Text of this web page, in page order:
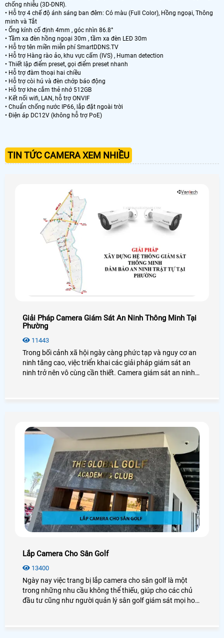
chống nhiễu (3D-DNR).
• Hỗ trợ 4 chế độ ánh sáng ban đêm: Có màu (Full Color), Hồng ngoại, Thông
minh và Tắt
• Ống kính cố định 4mm , góc nhìn 86.8°
• Tầm xa đèn hồng ngoại 30m , tầm xa đèn LED 30m
• Hỗ trợ tên miền miễn phí SmartDDNS.TV
• Hỗ trợ Hàng rào ảo, khu vực cấm (IVS) , Human detection
• Thiết lập điểm preset, gọi điểm preset nhanh
• Hỗ trợ đàm thoại hai chiều
• Hỗ trợ còi hú và đèn chớp báo động
• Hỗ trợ khe cắm thẻ nhớ 512GB
• Kết nối wifi, LAN, hỗ trợ ONVIF
• Chuẩn chống nước IP66, lắp đặt ngoài trời
• Điện áp DC12V (không hỗ trợ PoE)
TIN TỨC CAMERA XEM NHIỀU
Giải Pháp Camera Giám Sát An Ninh Thông Minh Tại
Phường
11443
Trong bối cảnh xã hội ngày càng phức tạp và nguy cơ an
ninh tăng cao, việc triển khai các giải pháp giám sát an
ninh trở nên vô cùng cần thiết. Camera giám sát an ninh
Lắp Camera Cho Sân Golf
13400
Ngày nay việc trang bị lắp camera cho sân golf là một
trong những nhu cầu không thể thiếu, giúp cho các chủ
đầu tư cũng như người quản lý sân golf giám sát mọi hoạt